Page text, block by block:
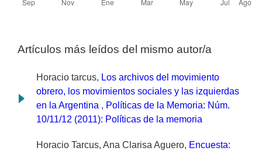
Artículos más leídos del mismo autor/a
Horacio tarcus, Los archivos del movimiento
obrero, los movimientos sociales y las izquierdas
en la Argentina , Políticas de la Memoria: Núm.
10/11/12 (2011): Políticas de la memoria
Horacio Tarcus, Ana Clarisa Aguero, Encuesta: